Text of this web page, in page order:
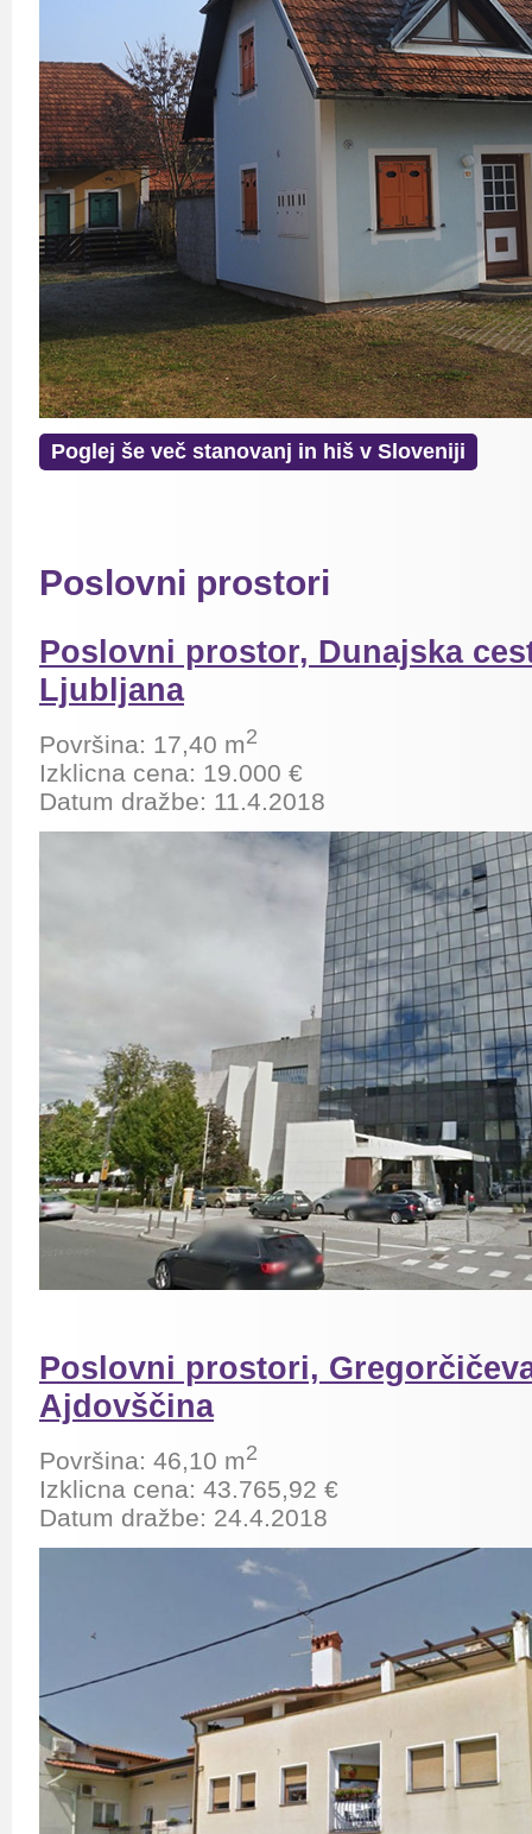
Poglej še več stanovanj in hiš v Sloveniji
Poslovni prostori
Poslovni prostor, Dunajska
Ljubljana
Površina: 17,40 m2
Izklicna cena: 19.000 €
Datum dražbe: 11.4.2018
Poslovni prostori,
Ajdovščina
Površina: 46,10 m2
Izklicna cena: 43.765,92 €
Datum dražbe: 24.4.2018